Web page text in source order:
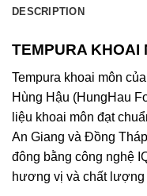
DESCRIPTION
TEMPURA KHOAI
Tempura khoai môn
Hùng Hậu (HungHau
liệu khoai môn đạt
An Giang và Đồng
đông bằng công nghệ
hương vị và chất lượng